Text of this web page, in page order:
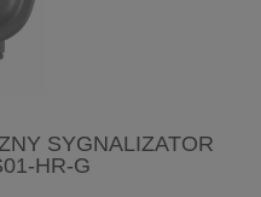
SYGNALIZATOR
HR-G